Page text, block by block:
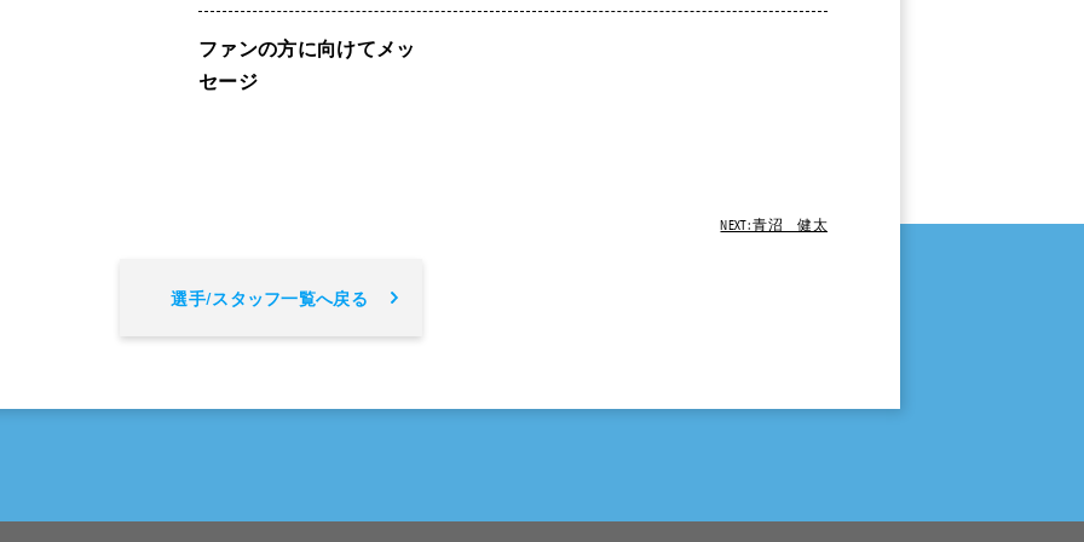
ファンの方に向けてメッ
セージ
NEXT: 青沼 健太
選手/スタッフ一覧へ戻る